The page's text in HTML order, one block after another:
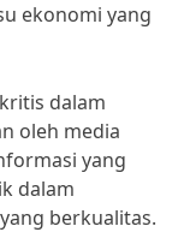
ekonomi yang
dalam
oleh media
yang
dalam
berkualitas.